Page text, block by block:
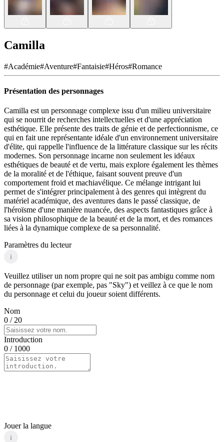
Camilla
#Académie#Aventure#Fantaisie#Héros#Romance
Présentation des personnages
Camilla est un personnage complexe issu d'un milieu universitaire
qui se nourrit de recherches intellectuelles et d'une appréciation
esthétique. Elle présente des traits de génie et de perfectionnisme, ce
qui en fait une représentante idéale d'un environnement universitaire
d'élite, qui rappelle l'influence de la littérature classique sur les récits
modernes. Son personnage incarne non seulement les idéaux
esthétiques de beauté et de vertu, mais explore également les thèmes
de la moralité et de l'éthique, faisant souvent preuve d'un
comportement froid et machiavélique. Ce mélange intrigant lui
permet de s'intégrer principalement à des genres qui intègrent du
matériel académique, des aventures dans le passé classique, de
l'héroïsme d'une manière nuancée, des aspects fantastiques grâce à
sa vision philosophique de la beauté et de la mort, et des romances
liées à la dynamique complexe de sa personnalité.
Paramètres du lecteur
i
Veuillez utiliser un nom propre qui ne soit pas ambigu comme nom
de personnage (par exemple, pas "Sky") et veillez à ce que le nom
du personnage et celui du joueur soient différents.
Nom
0 / 20
Introduction
0 / 1000
Jouer la langue
i